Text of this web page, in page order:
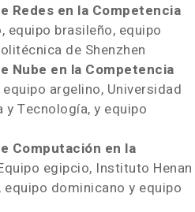
Redes en la Competencia
equipo brasileño, equipo
de Shenzhen
Nube en la Competencia
argelino, Universidad
y Tecnología, y equipo
Computación en la
egipcio, Instituto Henan
dominicano y equipo